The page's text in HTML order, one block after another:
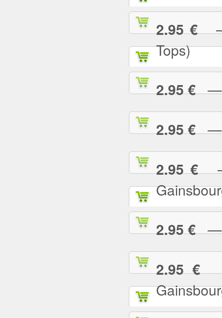
2.95 €—
Tops)
2.95 €—
2.95 €—
2.95 €—
2.95 €—
2.95 €—